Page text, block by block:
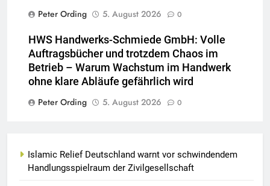
Peter Ording
5. August 2026 0
HWS Handwerks-Schmiede GmbH: Volle
Auftragsbücher und trotzdem Chaos im
Betrieb – Warum Wachstum im Handwerk
ohne klare Abläufe gefährlich wird
Peter Ording
5. August 2026 0
Islamic Relief Deutschland warnt vor schwindendem
Handlungsspielraum der Zivilgesellschaft